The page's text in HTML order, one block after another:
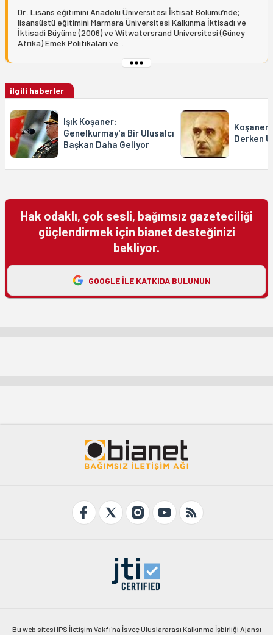
Dr.. Lisans eğitimini Anadolu Üniversitesi İktisat Bölümü’nde;
lisansüstü eğitimini Marmara Üniversitesi Kalkınma İktisadı ve
İktisadi Büyüme (2006) ve Witwatersrand Üniversitesi (Güney
Afrika) Emek Politikaları ve...
ilgili haberler
Işık Koşaner:
Genelkurmay'a Bir Ulusalcı
Başkan Daha Geliyor
Derken
Hak odaklı, çok sesli, bağımsız gazeteciliği
güçlendirmek için bianet desteğinizi
bekliyor.
GOOGLE ILE KATKIDA BULUNUN
Bu web sitesi IPS İletişim Vakfı'na İsveç Uluslararası Kalkınma İşbirliği Ajansı